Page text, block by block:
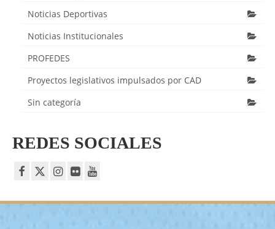
Noticias Deportivas
Noticias Institucionales
PROFEDES
Proyectos legislativos impulsados por CAD
Sin categoría
REDES SOCIALES